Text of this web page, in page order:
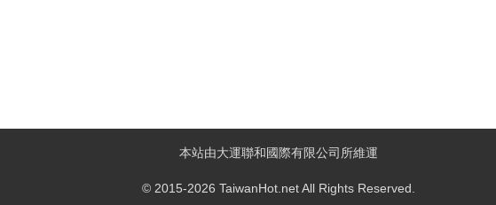
本站由大運聯和國際有限公司所維運
© 2015-2026 TaiwanHot.net All Rights Reserved.